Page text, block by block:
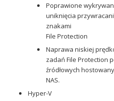
Poprawione
uniknięcia
znakami
File Protection
Naprawa niskiej
zadań File Protection
źródłowych
NAS.
Hyper-V